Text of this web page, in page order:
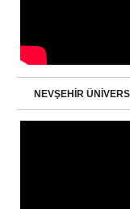
NEVŞEHİR